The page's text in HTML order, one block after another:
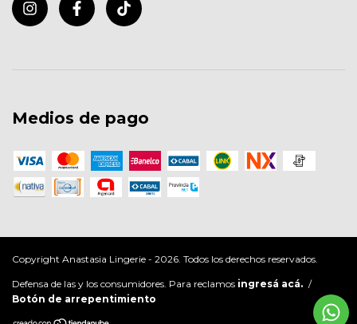
Medios de pago
Copyright Anastasia Lingerie - 2026. Todos los derechos reservados.
Defensa de las y los consumidores. Para reclamos ingresá acá. /
Botón de arrepentimiento